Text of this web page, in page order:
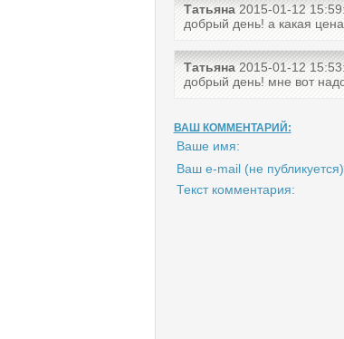
Татьяна2015-01-12
добрый день! а какая
Татьяна2015-01-12
добрый день! мне вот
ВАШ КОММЕНТАРИЙ:
Ваше имя:
Ваш e-mail (не
Текст комментария: